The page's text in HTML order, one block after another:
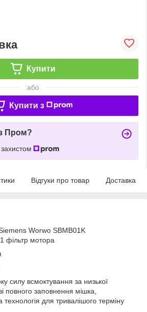
Купити
або
Купити з
Пром?
Відгуки про товар Доставка
Worwo SBMB01K
фільтр мотора
силу всмоктування за низької
повного заповнення мішка,
для тривалішого терміну